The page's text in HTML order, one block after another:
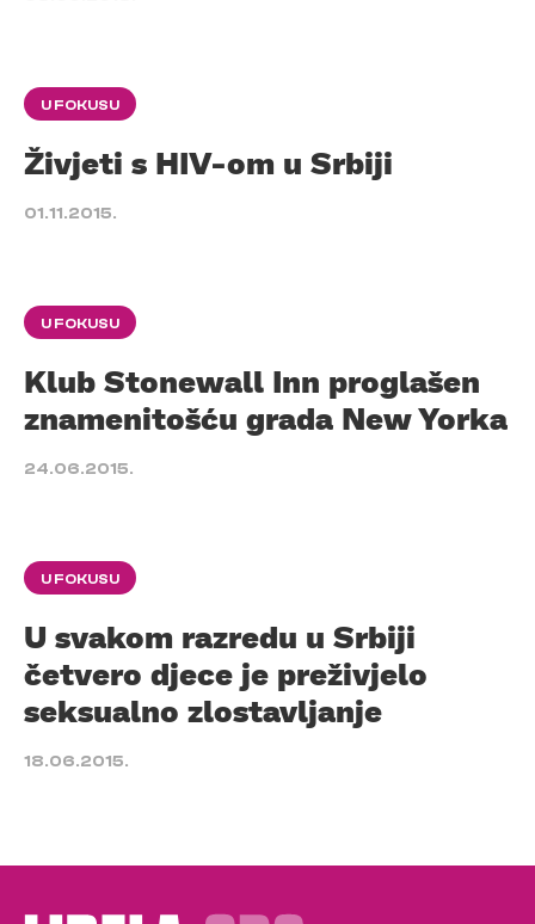
U FOKUSU
Živjeti s HIV-om u Srbiji
01.11.2015.
U FOKUSU
Klub Stonewall Inn proglašen
znamenitošću grada New Yorka
24.06.2015.
U FOKUSU
U svakom razredu u Srbiji
četvero djece je preživjelo
seksualno zlostavljanje
18.06.2015.